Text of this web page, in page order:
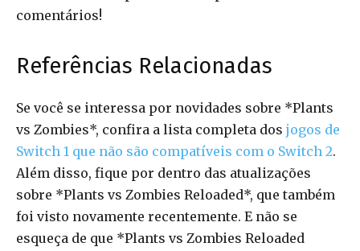
comentários!
Referências Relacionadas
Se você se interessa por novidades sobre *Plants
vs Zombies*, confira a lista completa dos jogos de
Switch 1 que não são compatíveis com o Switch 2.
Além disso, fique por dentro das atualizações
sobre *Plants vs Zombies Reloaded*, que também
foi visto novamente recentemente. E não se
esqueça de que *Plants vs Zombies Reloaded